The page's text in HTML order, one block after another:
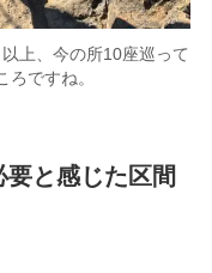
上、今の所10座巡って
ろですね。
と感じた区間